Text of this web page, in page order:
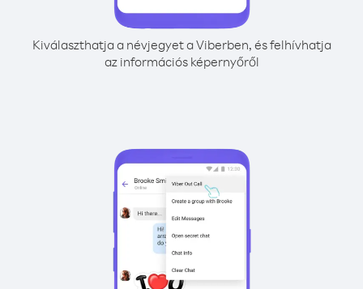
Kiválaszthatja a névjegyet a Viberben, és felhívhatja
az információs képernyőről